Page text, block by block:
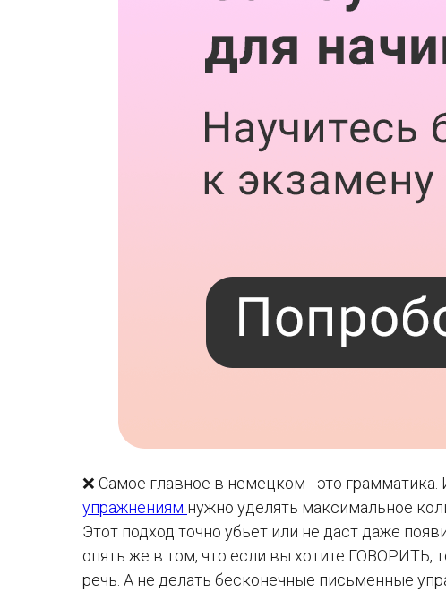
❌ Самое главное в немецком - это
упражнениям нужно уделять максимальное
Этот подход точно убьет или не даст даже
опять же в том, что если вы хотите ГОВОРИТЬ,
речь. А не делать бесконечные письменные